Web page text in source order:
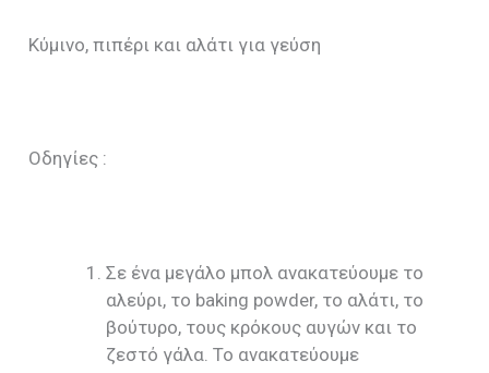
Κύμινο, πιπέρι και αλάτι για γεύση
Οδηγίες :
Σε ένα μεγάλο μπολ ανακατεύουμε το
αλεύρι, το baking powder, το αλάτι, το
βούτυρο, τους κρόκους αυγών και το
ζεστό γάλα. Το ανακατεύουμε